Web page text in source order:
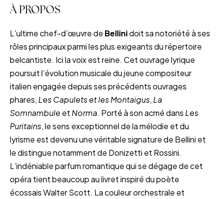
À PROPOS
L’ultime chef-d’œuvre de Bellinidoit sa notoriété à ses
rôles principaux parmi les plus exigeants du répertoire
belcantiste. Ici la voix est reine. Cet ouvrage lyrique
poursuit l’évolution musicale du jeune compositeur
italien engagée depuis ses précédents ouvrages
phares, Les Capulets et les Montaigus, La
Somnambule et Norma. Porté à son acmé dans Les
Puritains, le sens exceptionnel de la mélodie et du
lyrisme est devenu une véritable signature de Bellini et
le distingue notamment de Donizetti et Rossini.
L’indéniable parfum romantique qui se dégage de cet
opéra tient beaucoup au livret inspiré du poète
écossais Walter Scott. La couleur orchestrale et